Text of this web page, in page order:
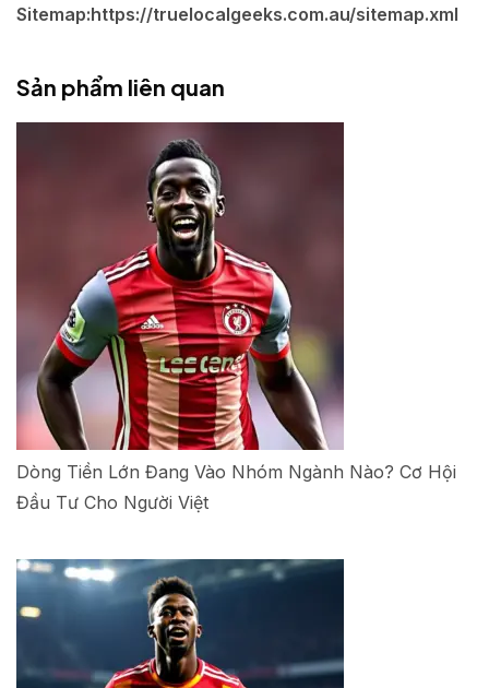
Sitemap:https://truelocalgeeks.com.au/sitemap.xml
Sản phẩm liên quan
Dòng Tiền Lớn Đang Vào Nhóm Ngành Nào? Cơ Hội
Đầu Tư Cho Người Việt